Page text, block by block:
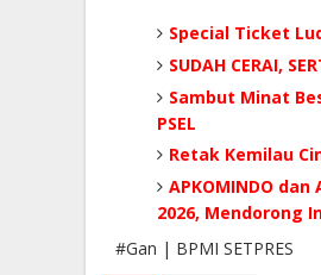
Special Ticket
SUDAH CERAI,
Sambut Minat
PSEL
Retak Kemilau
APKOMINDO
2026, Mendorong
#Gan | BPMI SETPRES